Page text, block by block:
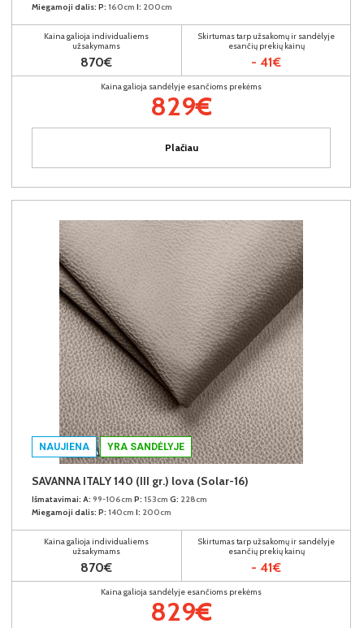
Miegamoji dalis: P: 160cm I: 200cm
Kaina galioja individualiems
užsakymams
870€
Skirtumas tarp užsakomų ir sandėlyje
esančių prekių kainų
- 41€
Kaina galioja sandėlyje esančioms prekėms
829€
Plačiau
NAUJIENA YRA SANDĖLYJE
SAVANNA ITALY 140 (III gr.) lova (Solar-16)
Išmatavimai: A: 99-106cm P: 153cm G: 228cm
Miegamoji dalis: P: 140cm I: 200cm
Kaina galioja individualiems
užsakymams
870€
Skirtumas tarp užsakomų ir sandėlyje
esančių prekių kainų
- 41€
Kaina galioja sandėlyje esančioms prekėms
829€